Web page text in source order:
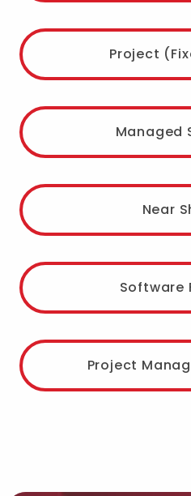
Project
Managed
Near
Software
Project